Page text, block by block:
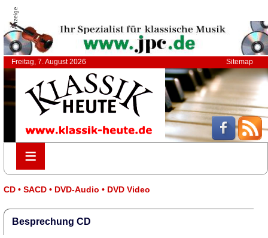
Anzeige
Freitag, 7. August 2026 Sitemap
≡
≡
CD • SACD • DVD-Audio • DVD Video
Besprechung CD